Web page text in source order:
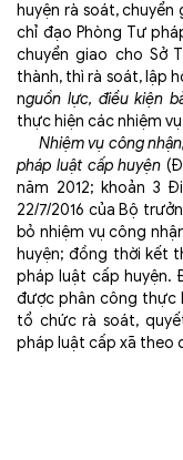
huyện rà soát,
chỉ đạo Phòng Tư
chuyển giao cho Sở
thành, thì rà soát, lập
nguồn lực, điều kiện
thực hiện các nhiệm
Nhiệm vụ công nhận,
pháp luật cấp huyện
năm 2012; khoản 3
22/7/2016 của Bộ
bỏ nhiệm vụ công
huyện; đồng thời kết
pháp luật cấp huyện.
được phân công thực
tổ chức rà soát,
pháp luật cấp xã theo